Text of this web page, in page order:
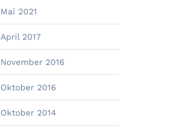
Mai 2021
April 2017
November 2016
Oktober 2016
Oktober 2014